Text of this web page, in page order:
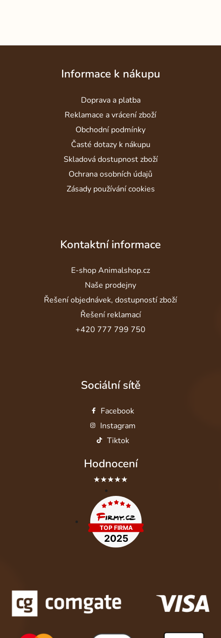
Informace k nákupu
Doprava a platba
Reklamace a vrácení zboží
Obchodní podmínky
Časté dotazy k nákupu
Skladová dostupnost zboží
Ochrana osobních údajů
Zásady používání cookies
Kontaktní informace
E-shop Animalshop.cz
Naše prodejny
Řešení objednávek, dostupností zboží
Řešení reklamací
+420 777 799 750
Sociální sítě
Facebook
Instagram
Tiktok
Hodnocení
★★★★★